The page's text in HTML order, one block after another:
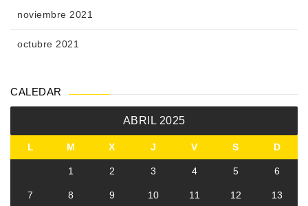
noviembre 2021
octubre 2021
CALEDAR
ABRIL 2025
L M X J V S D
1 2 3 4 5 6
7 8 9 10 11 12 13